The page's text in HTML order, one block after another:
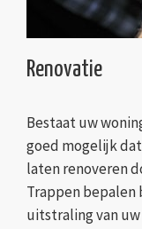
Renovatie
Bestaat uw
goed mogelijk
laten renoveren
Trappen
uitstraling van